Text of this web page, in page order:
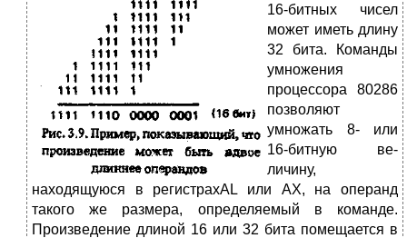
16-битных чисел
может иметь длину
32 бита. Команды
умножения
процессора 80286
позволяют
умножать 8- или
16-битную ве­
личину,
находящуюся в регистрахAL или АХ, на операнд
такого же размера, определяемый в команде.
Произведение длиной 16 или 32 бита помещается в